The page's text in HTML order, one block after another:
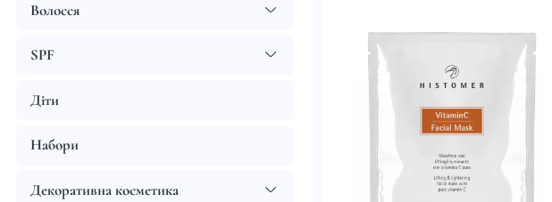
Волосся
SPF
Діти
Набори
Декоративна косметика